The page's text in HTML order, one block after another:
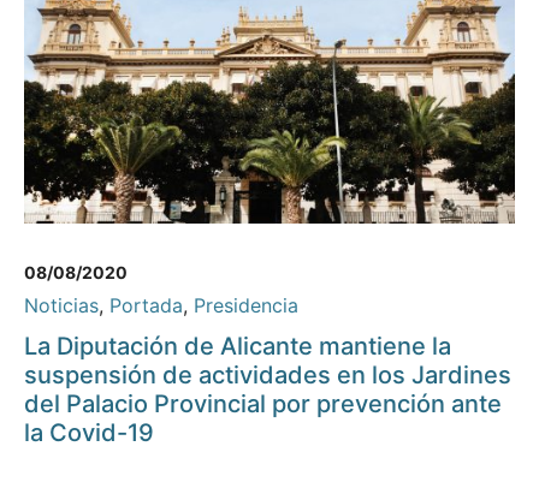
08/08/2020
Noticias, Portada, Presidencia
La Diputación de Alicante mantiene la
suspensión de actividades en los Jardines
del Palacio Provincial por prevención ante
la Covid-19